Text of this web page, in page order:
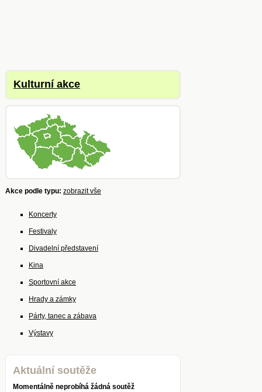
Kulturní akce
Akce podle typu: zobrazit vše
Koncerty
Festivaly
Divadelní představení
Kina
Sportovní akce
Hrady a zámky
Párty, tanec a zábava
Výstavy
Aktuální soutěže
Momentálně neprobíhá žádná soutěž